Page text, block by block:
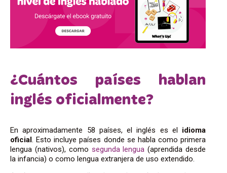
¿Cuántos países hablan
inglés oficialmente?
En aproximadamente 58 países, el inglés es el idioma
oficial. Esto incluye países donde se habla como primera
lengua (nativos), como segunda lengua (aprendida desde
la infancia) o como lengua extranjera de uso extendido.